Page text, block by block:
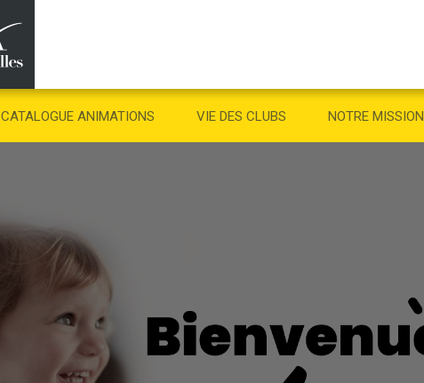
CATALOGUE ANIMATIONS VIE DES CLUBS NOTRE MISSION